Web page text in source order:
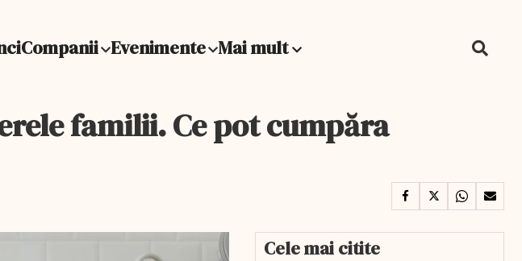
Companii Evenimente Mai mult
familii. Ce pot cumpăra
Cele mai citite